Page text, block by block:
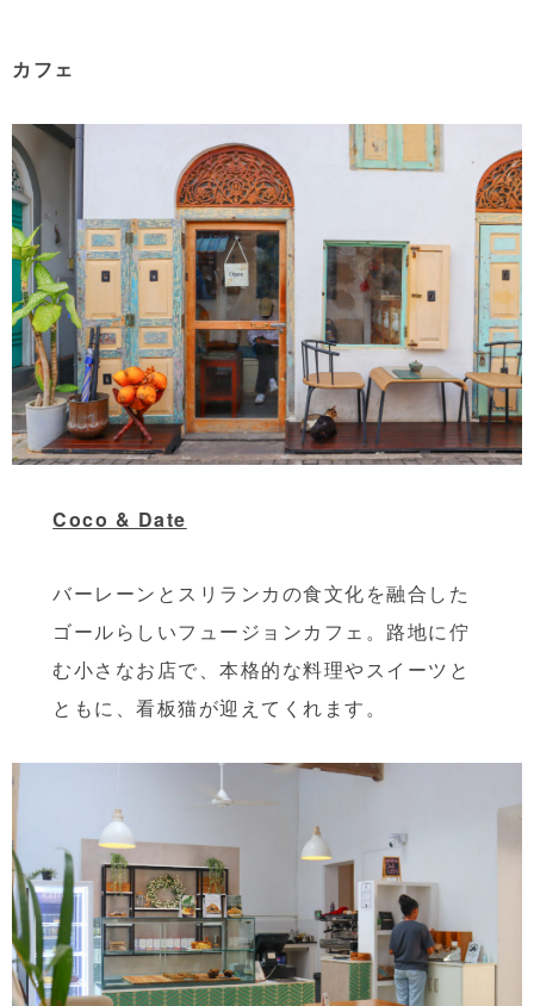
カフェ
Coco & Date
バーレーンとスリランカの食文化を融合した
ゴールらしいフュージョンカフェ。路地に佇
む小さなお店で、本格的な料理やスイーツと
ともに、看板猫が迎えてくれます。